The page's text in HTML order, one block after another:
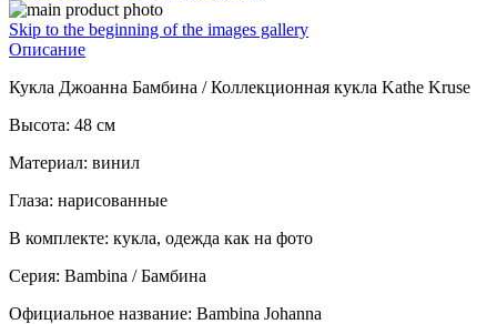
Skip to the beginning of the images gallery
Описание
Кукла Джоанна Бамбина / Коллекционная кукла Kathe Kruse
Высота: 48 см
Материал: винил
Глаза: нарисованные
В комплекте: кукла, одежда как на фото
Серия: Bambina / Бамбина
Официальное название: Bambina Johanna